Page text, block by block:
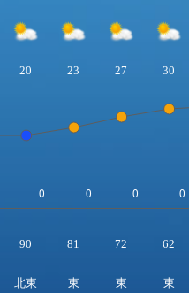
20 23 27 30
90 81 72 62
北東 東 東 東